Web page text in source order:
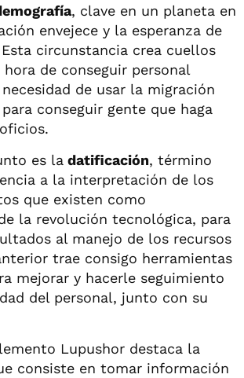
, clave en un planeta en
envejece y la esperanza de
circunstancia crea cuellos
de conseguir personal
de usar la migración
conseguir gente que haga
es la datificación, término
a la interpretación de los
que existen como
la revolución tecnológica, para
al manejo de los recursos
trae consigo herramientas
mejorar y hacerle seguimiento
del personal, junto con su
Lupushor destaca la
consiste en tomar información